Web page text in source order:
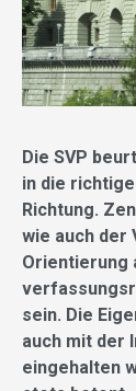
Die SVP
in die richtige
Richtung.
wie auch der
Orientierung
sein. Die
auch mit der
eingehalten